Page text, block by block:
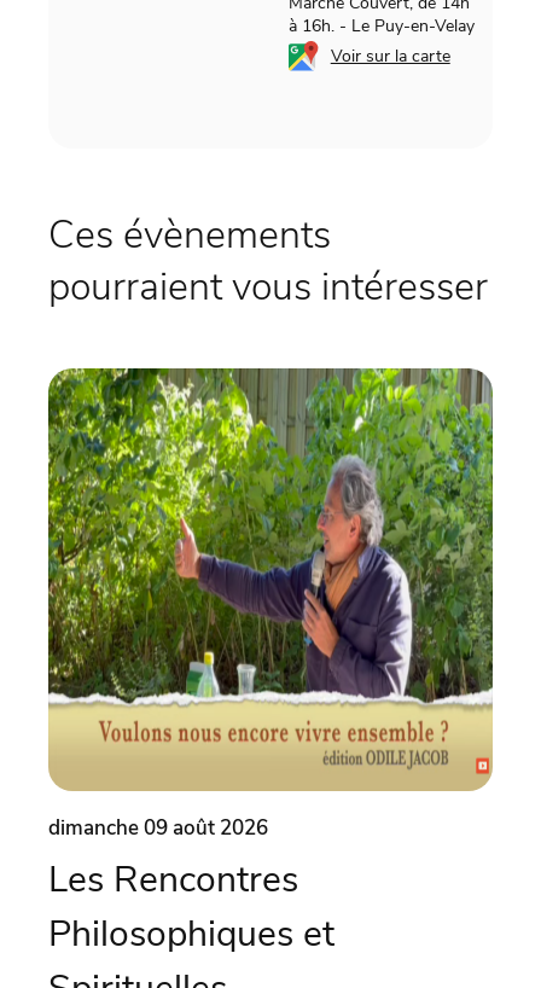
à 16h. - Le Puy-en-Velay
Voir sur la carte
Ces évènements
pourraient vous intéresser
dimanche 09 août 2026
Les Rencontres
Philosophiques et